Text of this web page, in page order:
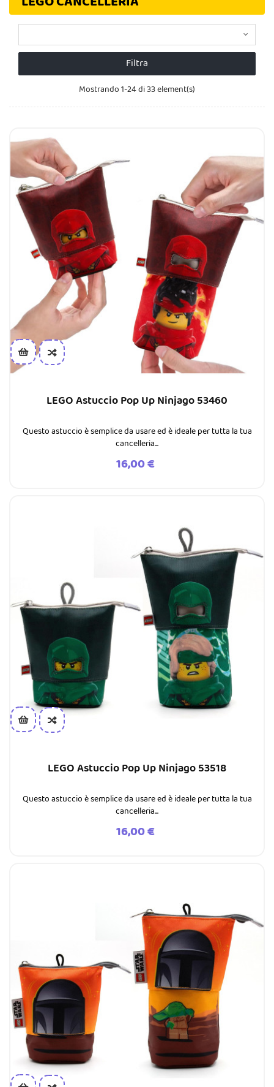
Filtra
Mostrando 1-24 di 33 element(s)
LEGO Astuccio Pop Up Ninjago 53460
Questo astuccio è semplice da usare ed è ideale per tutta la tua
cancelleria...
Prezzo
16,00 €
LEGO Astuccio Pop Up Ninjago 53518
Questo astuccio è semplice da usare ed è ideale per tutta la tua
cancelleria...
Prezzo
16,00 €